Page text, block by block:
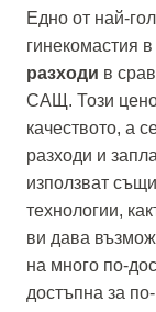
Едно от най-
гинекомастия
разходи в
САЩ. Този
качеството, а
разходи и
използват
технологии,
ви дава
на много по-
достъпна за